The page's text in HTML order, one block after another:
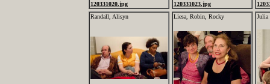
120331020.jpg 120331023.jpg
Randall, Alisyn
Liesa, Robin, Rocky Julia